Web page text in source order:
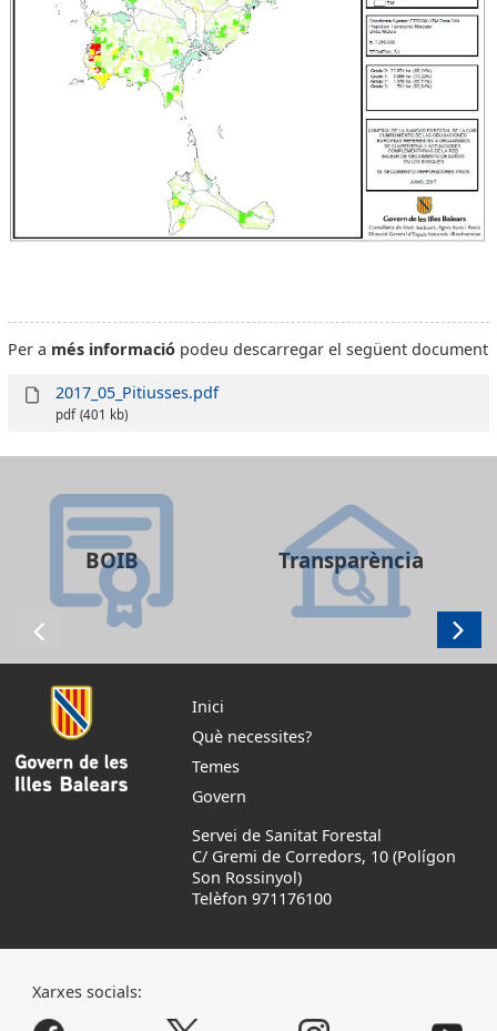
Per a més informació podeu descarregar el següent document
2017_05_Pitiusses.pdf
pdf (401 kb)
BOIB Transparència
Inici
Què necessites?
Temes
Govern
Servei de Sanitat Forestal
C/ Gremi de Corredors, 10 (Polígon
Son Rossinyol)
Telèfon 971176100
Xarxes socials: